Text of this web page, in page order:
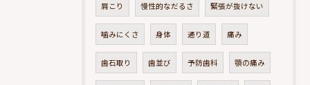
肩こり 慢性的なだるさ 緊張が抜けない
噛みにくさ 身体 通り道 痛み
歯石取り 歯並び 予防歯科 顎の痛み